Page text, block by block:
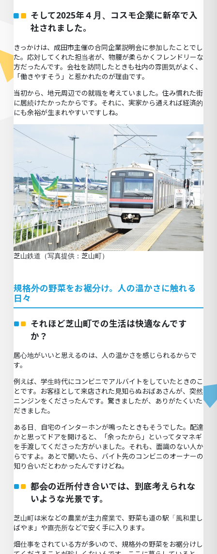
そして2025年４月、コスモ企業に新卒で入
社されました。
きっかけは、成田市主催の合同企業説明会に参加したことでし
た。応対してくれた担当者が、物腰が柔らかくフレンドリーな
方だったんです。会社を訪問したときも社内の雰囲気がよく、
「働きやすそう」と惹かれたのが理由です。
当初から、地元周辺での就職を考えていました。住み慣れた街
に居続けたかったからです。それに、実家から通えれば経済的
にも余裕が生まれやすいですしね。
芝山鉄道（写真提供：芝山町）
規格外の野菜をお裾分け。人の温かさに触れる
日々
それほど芝山町での生活は快適なんです
か？
居心地がいいと思えるのは、人の温かさを感じられるからで
す。
例えば、学生時代にコンビニでアルバイトをしていたときのこ
とです。お客様として来店された見知らぬおばあさんが、突然
ニンジンをくださったんです。驚きましたが、ありがたくいた
だきました。
ある日、自宅のインターホンが鳴ったときもそうでした。配達
かと思ってドアを開けると、「余ったから」といってタマネギ
を手渡してくださった方がいました。それも、面識のない人か
らですよ。あとで聞いたら、バイト先のコンビニのオーナーの
知り合いだとわかったんですけどね。
都会の近所付き合いでは、到底考えられな
いような光景です。
芝山町は米などの農業が主力産業で、野菜も道の駅「風和里し
ばやま」や直売所などで安く手に入ります。
畑仕事をされている方が多いので、規格外の野菜をお裾分けし